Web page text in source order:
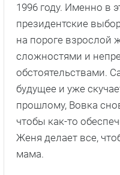
1996 году. Именно в
президентские
на пороге взрослой
сложностями и
обстоятельствами.
будущее и уже
прошлому, Вовка
чтобы как-то
Женя делает все,
мама.